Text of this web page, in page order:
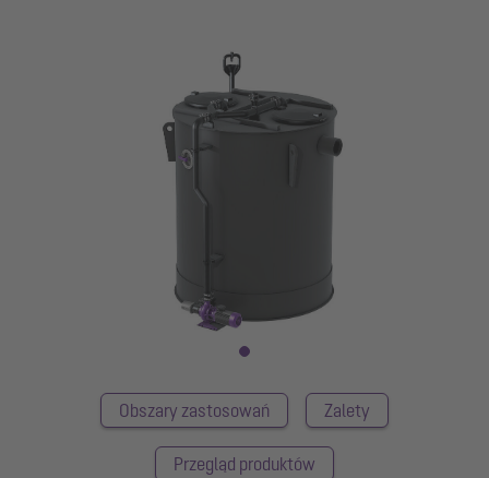
Obszary zastosowań Zalety
Przegląd produktów